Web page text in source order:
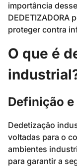
importância
DEDETIZADORA
proteger contra
O que é
Definição
Dedetização
voltadas para o
ambientes
para garantir a